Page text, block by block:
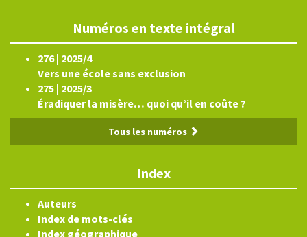
Numéros en texte intégral
276 | 2025/4
Vers une école sans exclusion
275 | 2025/3
Éradiquer la misère… quoi qu’il en coûte ?
Tous les numéros
Index
Auteurs
Index de mots-clés
Index géographique